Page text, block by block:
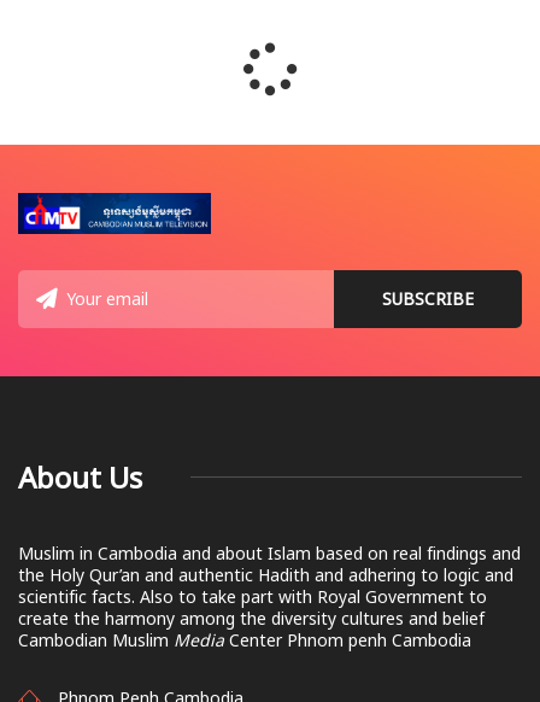
About Us
Muslim in Cambodia and about Islam based on real findings and
the Holy Qur’an and authentic Hadith and adhering to logic and
scientific facts. Also to take part with Royal Government to
create the harmony among the diversity cultures and belief
Cambodian Muslim Media Center Phnom penh Cambodia